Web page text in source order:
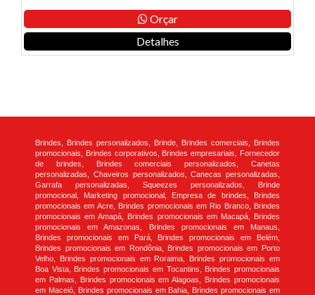
Orçar
Detalhes
Brindes, Brindes personalizados, Brinde, Brindes comerciais, Brindes
promocionais, Brindes corporativos, Brindes empresariais, Fornecedor
de brindes, Brindes comerciais personalizados, Canetas
personalizadas, Chaveiros personalizados, Canecas personalizadas,
Garrafa personalizadas, Squeezes personalizados, Brinde
promocional, Marketing promocional, Empresa de brindes, Brindes
promocionais em Acre, Brindes promocionais em Rio Branco, Brindes
promocionais em Amapá, Brindes promocionais em Macapá, Brindes
promocionais em Amazonas, Brindes promocionais em Manaus,
Brindes promocionais em Pará, Brindes promocionais em Belém,
Brindes promocionais em Rondônia, Brindes promocionais em Porto
Velho, Brindes promocionais em Roraima, Brindes promocionais em
Boa Vista, Brindes promocionais em Tocantins, Brindes promocionais
em Palmas, Brindes promocionais em Alagoas, Brindes promocionais
em Maceió, Brindes promocionais em Bahia, Brindes promocionais em